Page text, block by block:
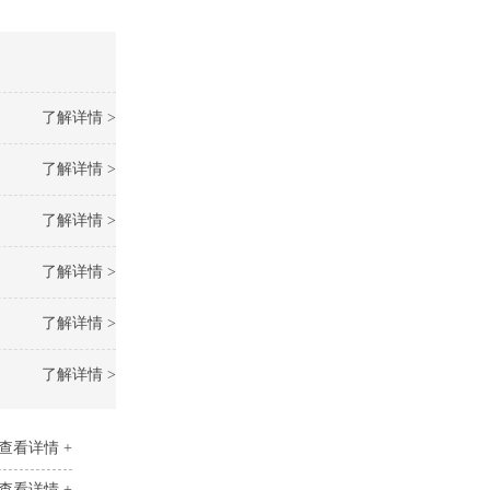
了解详情 >
了解详情 >
了解详情 >
了解详情 >
了解详情 >
了解详情 >
看详情 +